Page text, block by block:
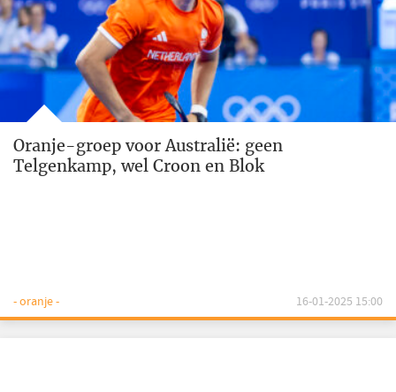
Oranje-groep voor Australië: geen
Telgenkamp, wel Croon en Blok
- oranje - 16-01-2025 15:00